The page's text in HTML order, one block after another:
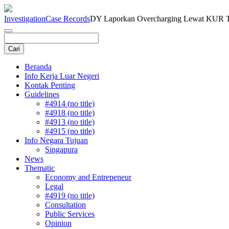
InvestigationCase RecordsDY Laporkan Overcharging Lewat KUR
Beranda
Info Kerja Luar Negeri
Kontak Penting
Guidelines
#4914 (no title)
#4918 (no title)
#4913 (no title)
#4915 (no title)
Info Negara Tujuan
Singapura
News
Thematic
Economy and Entrepeneur
Legal
#4919 (no title)
Consultation
Public Services
Opinion